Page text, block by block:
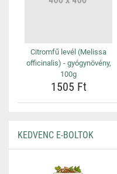
Citromfű levél (Melissa
officinalis) - gyógynövény,
100g
1505 Ft
KEDVENC E-BOLTOK